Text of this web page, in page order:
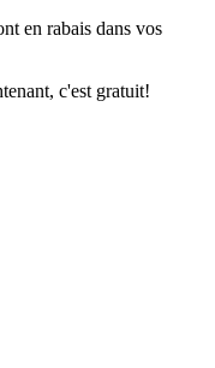
en rabais dans vos
c'est gratuit!